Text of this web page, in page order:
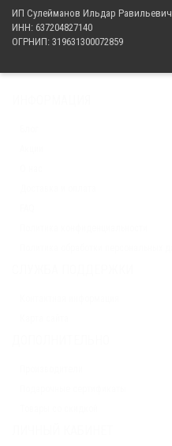
ИП Сулейманов Ильдар Равильевич
ИНН: 637204827140
ОГРНИП: 319631300072859